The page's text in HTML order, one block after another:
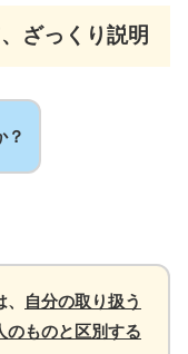
ざっくり説明
？
自分の取り扱う
のものと区別する